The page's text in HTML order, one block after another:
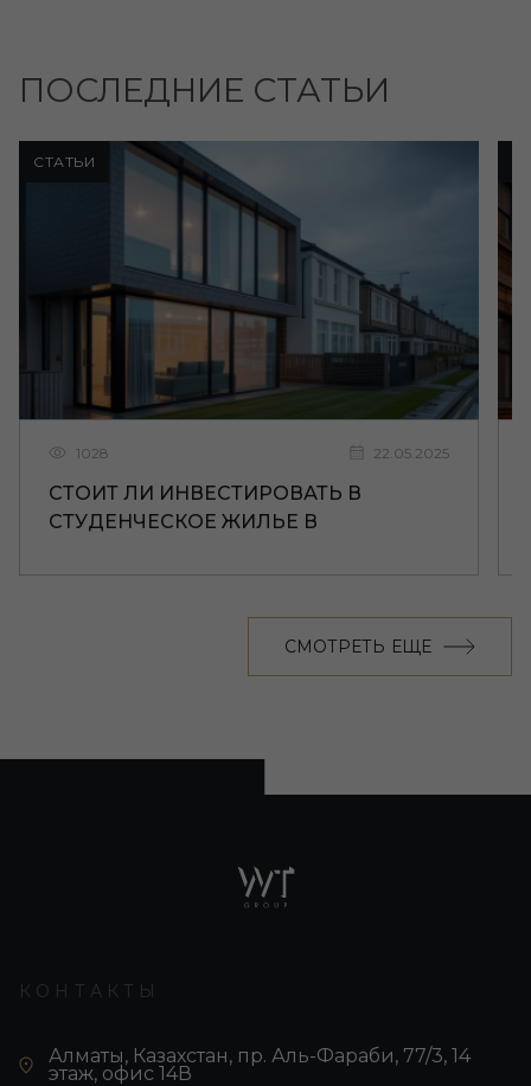
ПОСЛЕДНИЕ СТАТЬИ
СТАТЬИ
1028 22.05.2025
СТОИТ ЛИ ИНВЕСТИРОВАТЬ В
СТУДЕНЧЕСКОЕ ЖИЛЬЕ В
СМОТРЕТЬ ЕЩЕ
КОНТАКТЫ
Алматы, Казахстан, пр. Аль-Фараби, 77/3, 14
этаж, офис 14В